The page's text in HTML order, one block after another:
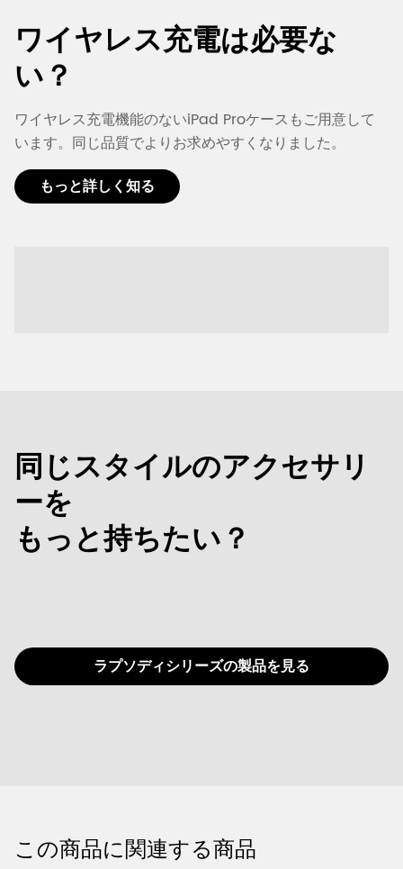
ワイヤレス充電は必要な
い？
ワイヤレス充電機能のないiPad Proケースもご用意して
います。同じ品質でよりお求めやすくなりました。
もっと詳しく知る
同じスタイルのアクセサリ
ーを
もっと持ちたい？
ラプソディシリーズの製品を見る
この商品に関連する商品